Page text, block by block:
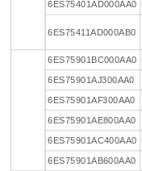
6ES75401AD000AA0
6ES75411AD000AB0
6ES75901BC000AA0
6ES75901AJ300AA0
6ES75901AF300AA0
6ES75901AE800AA0
6ES75901AC400AA0
6ES75901AB600AA0